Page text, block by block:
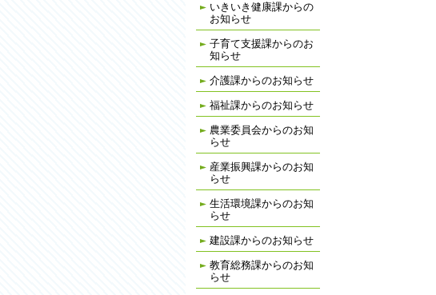
いきいき健康課からの
お知らせ
子育て支援課からのお
知らせ
介護課からのお知らせ
福祉課からのお知らせ
農業委員会からのお知
らせ
産業振興課からのお知
らせ
生活環境課からのお知
らせ
建設課からのお知らせ
教育総務課からのお知
らせ